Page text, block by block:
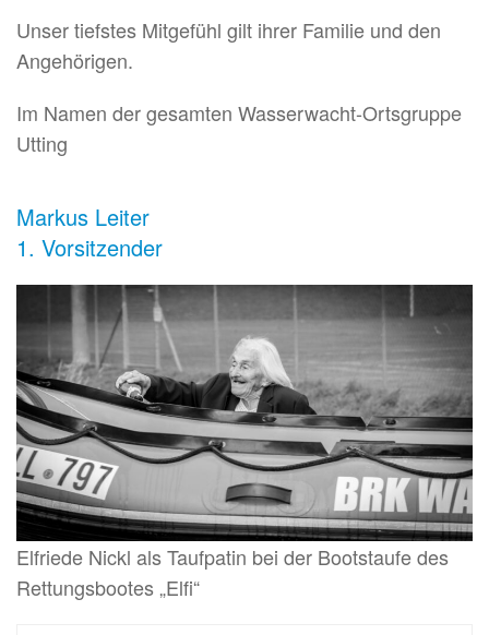
Unser tiefstes Mitgefühl gilt ihrer Familie und den
Angehörigen.
Im Namen der gesamten Wasserwacht-Ortsgruppe
Utting
Markus Leiter
1. Vorsitzender
Elfriede Nickl als Taufpatin bei der Bootstaufe des
Rettungsbootes „Elfi“